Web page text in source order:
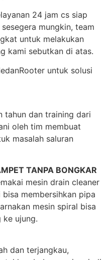
24 jam cs siap
mungkin, team
untuk melakukan
kami sebutkan di atas.
untuk solusi
tahun dan training dari
oleh tim membuat
masalah saluran
TANPA BONGKAR
mesin drain cleaner
membersihkan pipa
mesin spiral bisa
ke ujung.
dan terjangkau,